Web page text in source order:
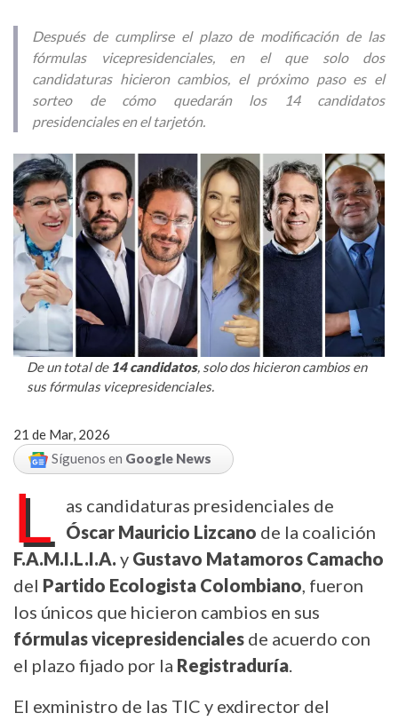
Después de cumplirse el plazo de modificación de las
fórmulas vicepresidenciales, en el que solo dos
candidaturas hicieron cambios, el próximo paso es el
sorteo de cómo quedarán los 14 candidatos
presidenciales en el tarjetón.
De un total de 14 candidatos, solo dos hicieron cambios en
sus fórmulas vicepresidenciales.
21 de Mar, 2026
Síguenos en Google News
L
as candidaturas presidenciales de
Óscar Mauricio Lizcano de la coalición
F.A.M.I.L.I.A. y Gustavo Matamoros Camacho
del Partido Ecologista Colombiano, fueron
los únicos que hicieron cambios en sus
fórmulas vicepresidenciales de acuerdo con
el plazo fijado por la Registraduría.
El exministro de las TIC y exdirector del